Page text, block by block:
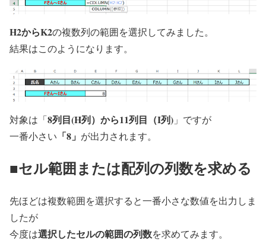
H2からK2の複数列の範囲を選択してみました。
結果はこのようになります。
対象は「8列目(H列）から11列目（I列) 」ですが
一番小さい 「8」 が出力されます。
■セル範囲または配列の列数を求める
先ほどは複数範囲を選択すると一番小さな数値を出力しま
したが
今度は選択したセルの範囲の列数を求めてみます。